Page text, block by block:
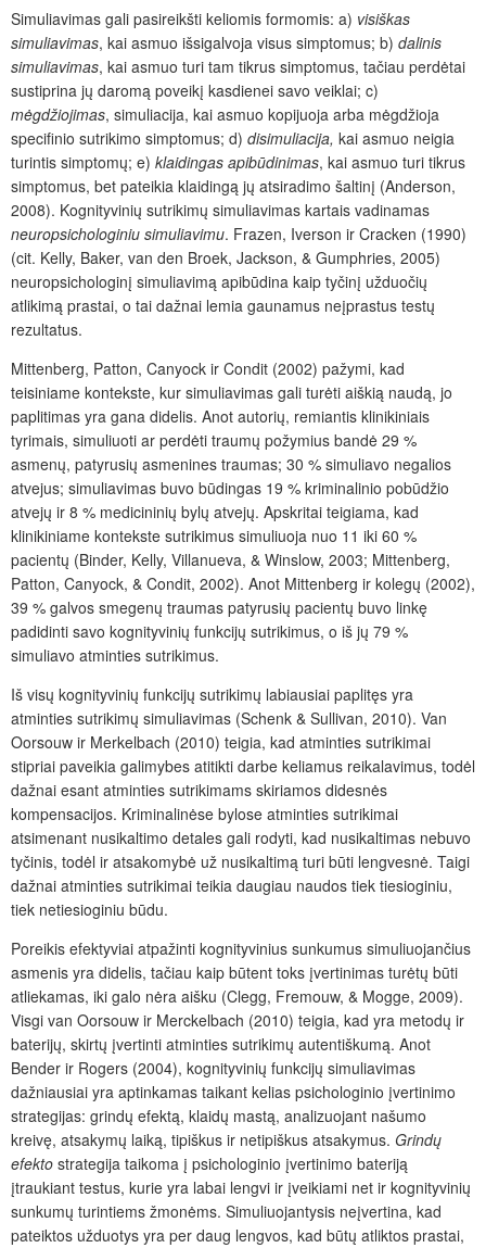
Simuliavimas gali pasireikšti keliomis formomis: a) visiškas
simuliavimas, kai asmuo išsigalvoja visus simptomus; b) dalinis
simuliavimas, kai asmuo turi tam tikrus simptomus, tačiau perdėtai
sustiprina jų daromą poveikį kasdienei savo veiklai; c)
mėgdžiojimas, simuliacija, kai asmuo kopijuoja arba mėgdžioja
specifinio sutrikimo simptomus; d) disimuliacija, kai asmuo neigia
turintis simptomų; e) klaidingas apibūdinimas, kai asmuo turi tikrus
simptomus, bet pateikia klaidingą jų atsiradimo šaltinį (Anderson,
2008). Kognityvinių sutrikimų simuliavimas kartais vadinamas
neuropsichologiniu simuliavimu. Frazen, Iverson ir Cracken (1990)
(cit. Kelly, Baker, van den Broek, Jackson, & Gumphries, 2005)
neuropsichologinį simuliavimą apibūdina kaip tyčinį užduočių
atlikimą prastai, o tai dažnai lemia gaunamus neįprastus testų
rezultatus.
Mittenberg, Patton, Canyock ir Condit (2002) pažymi, kad
teisiniame kontekste, kur simuliavimas gali turėti aiškią naudą, jo
paplitimas yra gana didelis. Anot autorių, remiantis klinikiniais
tyrimais, simuliuoti ar perdėti traumų požymius bandė 29 %
asmenų, patyrusių asmenines traumas; 30 % simuliavo negalios
atvejus; simuliavimas buvo būdingas 19 % kriminalinio pobūdžio
atvejų ir 8 % medicininių bylų atvejų. Apskritai teigiama, kad
klinikiniame kontekste sutrikimus simuliuoja nuo 11 iki 60 %
pacientų (Binder, Kelly, Villanueva, & Winslow, 2003; Mittenberg,
Patton, Canyock, & Condit, 2002). Anot Mittenberg ir kolegų (2002),
39 % galvos smegenų traumas patyrusių pacientų buvo linkę
padidinti savo kognityvinių funkcijų sutrikimus, o iš jų 79 %
simuliavo atminties sutrikimus.
Iš visų kognityvinių funkcijų sutrikimų labiausiai paplitęs yra
atminties sutrikimų simuliavimas (Schenk & Sullivan, 2010). Van
Oorsouw ir Merkelbach (2010) teigia, kad atminties sutrikimai
stipriai paveikia galimybes atitikti darbe keliamus reikalavimus, todėl
dažnai esant atminties sutrikimams skiriamos didesnės
kompensacijos. Kriminalinėse bylose atminties sutrikimai
atsimenant nusikaltimo detales gali rodyti, kad nusikaltimas nebuvo
tyčinis, todėl ir atsakomybė už nusikaltimą turi būti lengvesnė. Taigi
dažnai atminties sutrikimai teikia daugiau naudos tiek tiesioginiu,
tiek netiesioginiu būdu.
Poreikis efektyviai atpažinti kognityvinius sunkumus simuliuojančius
asmenis yra didelis, tačiau kaip būtent toks įvertinimas turėtų būti
atliekamas, iki galo nėra aišku (Clegg, Fremouw, & Mogge, 2009).
Visgi van Oorsouw ir Merckelbach (2010) teigia, kad yra metodų ir
baterijų, skirtų įvertinti atminties sutrikimų autentiškumą. Anot
Bender ir Rogers (2004), kognityvinių funkcijų simuliavimas
dažniausiai yra aptinkamas taikant kelias psichologinio įvertinimo
strategijas: grindų efektą, klaidų mastą, analizuojant našumo
kreivę, atsakymų laiką, tipiškus ir netipiškus atsakymus. Grindų
efekto strategija taikoma į psichologinio įvertinimo bateriją
įtraukiant testus, kurie yra labai lengvi ir įveikiami net ir kognityvinių
sunkumų turintiems žmonėms. Simuliuojantysis neįvertina, kad
pateiktos užduotys yra per daug lengvos, kad būtų atliktos prastai,